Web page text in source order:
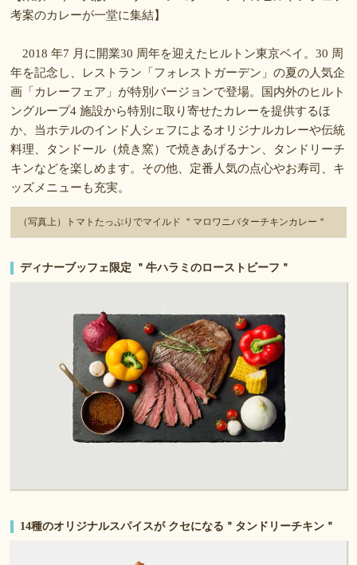
考案のカレーが一堂に集結】
2018 年7 月に開業30 周年を迎えたヒルトン東京ベイ。30 周
年を記念し、レストラン「フォレストガーデン」の夏の人気企
画「カレーフェア」が特別バージョンで登場。国内外のヒルト
ングループ4 施設から特別に取り寄せたカレーを提供するほ
か、当ホテルのインド人シェフによるオリジナルカレーや伝統
料理、タンドール（焼き窯）で焼きあげるナン、タンドリーチ
キンなどを楽しめます。その他、定番人気の点心やお寿司、キ
ッズメニューも充実。
（写真上）トマトたっぷりでマイルド ＂マロワニバターチキンカレー＂
ディナーブッフェ限定 ＂牛ハラミのローストビーフ＂
14種のオリジナルスパイスが クセになる＂タンドリーチキン＂